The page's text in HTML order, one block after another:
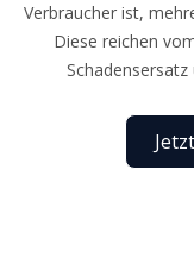
Verbraucher ist,
Diese reichen